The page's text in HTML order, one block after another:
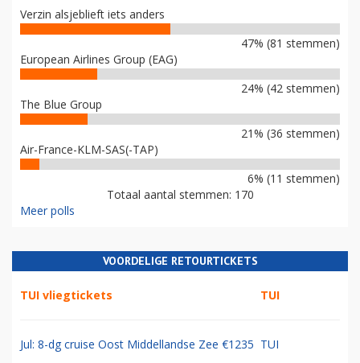
Verzin alsjeblieft iets anders
47% (81 stemmen)
European Airlines Group (EAG)
24% (42 stemmen)
The Blue Group
21% (36 stemmen)
Air-France-KLM-SAS(-TAP)
6% (11 stemmen)
Totaal aantal stemmen: 170
Meer polls
VOORDELIGE RETOURTICKETS
TUI vliegtickets TUI
Jul: 8-dg cruise Oost Middellandse Zee €1235 TUI